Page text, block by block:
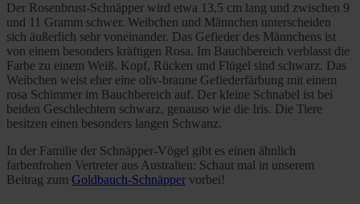
Der Rosenbrust-Schnäpper wird etwa 13,5 cm lang und zwischen 9
und 11 Gramm schwer. Weibchen und Männchen unterscheiden
sich äußerlich sehr voneinander. Das Gefieder des Männchens ist
von einem besonders kräftigen Rosa. Im Bauchbereich verblasst die
Farbe zu einem Weiß. Kopf, Rücken und Flügel sind schwarz. Das
Weibchen weist eher eine oliv-braune Gefiederfärbung mit einem
rosa Schimmer im Bauchbereich auf. Der kleine Schnabel ist bei
beiden Geschlechtern schwarz, genauso wie die Iris. Die Tiere
besitzen einen besonders langen Schwanz.
In der Familie der Schnäpper-Vögel gibt es einen ähnlich
farbenfrohen Vertreter aus Australien: Schaut mal in unserem
Beitrag zum Goldbauch-Schnäpper vorbei!